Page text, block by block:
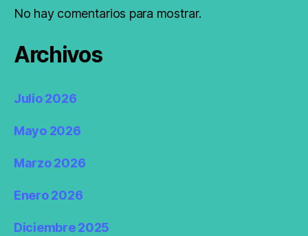
No hay comentarios para mostrar.
Archivos
Julio 2026
Mayo 2026
Marzo 2026
Enero 2026
Diciembre 2025